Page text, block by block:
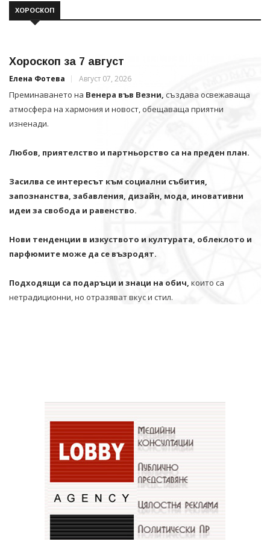
ХОРОСКОП
Хороскоп за 7 август
Елена Фотева Август 07, 2026
Преминаването на Венера във Везни, създава освежаваща
атмосфера на хармония и новост, обещаваща приятни
изненади.
Любов, приятелство и партньорство са на преден план.
Засилва се интересът към социални събития,
запознанства, забавления, дизайн, мода, иновативни
идеи за свобода и равенство.
Нови тенденции в изкуството и културата, облеклото и
парфюмите може да се възродят.
Подходящи са подаръци и знаци на обич, които са
нетрадиционни, но отразяват вкус и стил.